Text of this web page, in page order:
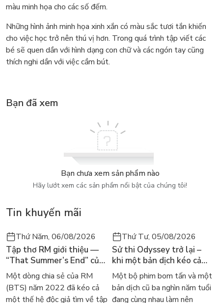
màu minh họa cho các số đếm.
Những hình ảnh minh họa xinh xắn có màu sắc tươi tắn khiến
cho việc học trở nên thú vị hơn. Trong quá trình tập viết các
bé sẽ quen dần với hình dạng con chữ và các ngón tay cũng
thích nghi dần với việc cầm bút.
Bạn đã xem
Bạn chưa xem sản phẩm nào
Hãy lướt xem các sản phẩm nổi bật của chúng tôi!
Tin khuyến mãi
Thứ Năm, 06/08/2026
Tập thơ RM giới thiệu —
“That Summer’s End” của
Lee Seong-bok ra mắt bản
tiếng Anh sau 4 năm gây
sốt
Một dòng chia sẻ của RM
(BTS) năm 2022 đã kéo cả
một thế hệ độc giả tìm về tập
Thứ Tư, 05/08/2026
Sử thi Odyssey trở lại –
khi một bản dịch kéo cả
thế giới về với văn học
kinh điển
Một bộ phim bom tấn và một
bản dịch cũ ba nghìn năm tuổi
đang cùng nhau làm nên